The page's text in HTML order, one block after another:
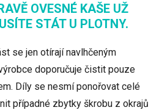
OVESNÉ KAŠE UŽ
STÁT U PLOTNY.
se jen otírají navlhčeným
doporučuje čistit pouze
Díly se nesmí ponořovat celé
případné zbytky škrobu z okrajů